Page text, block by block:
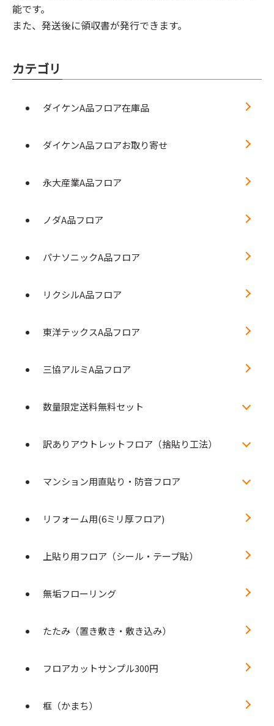
能です。
また、発送後に領収書が発行できます。
カテゴリ
ダイケンA品フロア在庫品
ダイケンA品フロアお取り寄せ
永大産業A品フロア
ノダA品フロア
パナソニックA品フロア
リクシルA品フロア
東洋テックスA品フロア
三協アルミA品フロア
数量限定送料無料セット
訳ありアウトレットフロア（捨貼り工法）
マンション用直貼り・防音フロア
リフォーム用(6ミリ厚フロア)
上貼り用フロア（シール・テープ貼）
無垢フローリング
たたみ（置き敷き・敷き込み）
フロアカットサンプル300円
框（かまち）